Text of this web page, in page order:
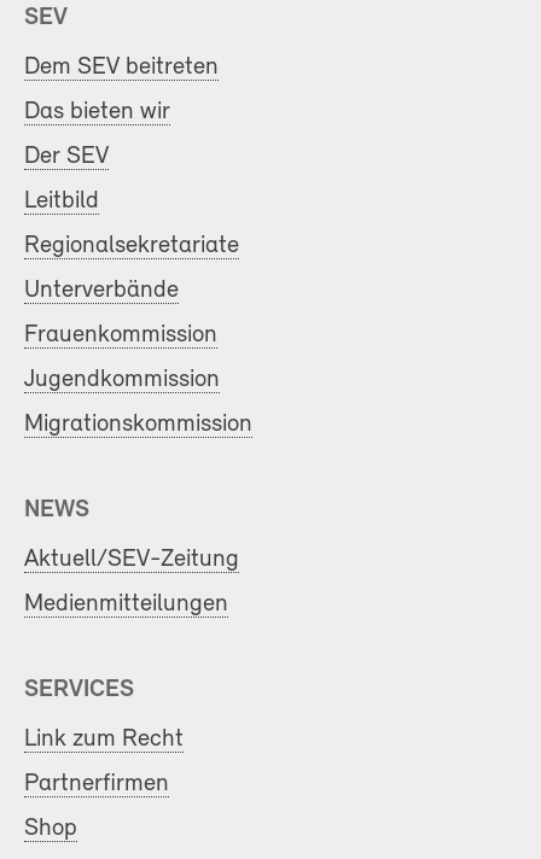
SEV
Dem SEV beitreten
Das bieten wir
Der SEV
Leitbild
Regionalsekretariate
Unterverbände
Frauenkommission
Jugendkommission
Migrationskommission
NEWS
Aktuell/SEV-Zeitung
Medienmitteilungen
SERVICES
Link zum Recht
Partnerfirmen
Shop